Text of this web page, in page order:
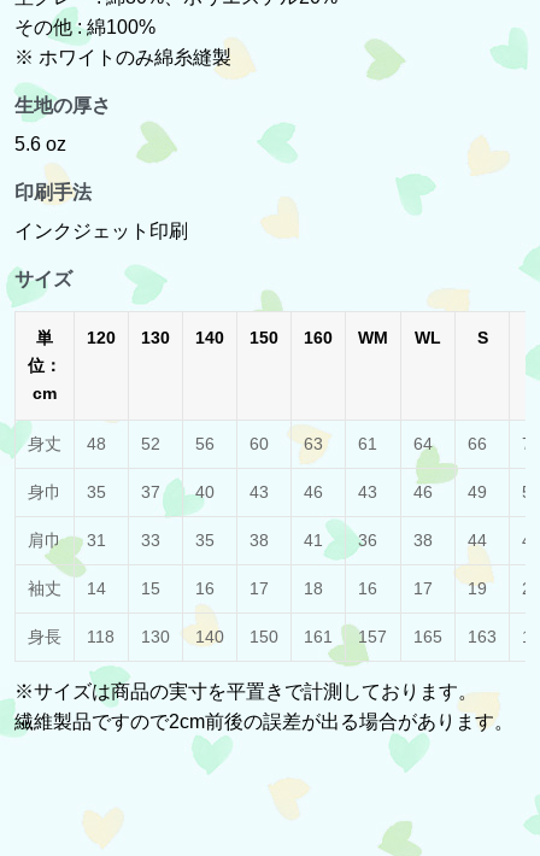
その他 : 綿100%
※ ホワイトのみ綿糸縫製
生地の厚さ
5.6 oz
印刷手法
インクジェット印刷
サイズ
単
位：
cm
120 130 140 150 160 WM WL S
身丈 48 52 56 60 63 61 64 66 70
身巾 35 37 40 43 46 43 46 49 52
肩巾 31 33 35 38 41 36 38 44 47
袖丈 14 15 16 17 18 16 17 19 20
身長 118 130 140 150 161 157 165 163
※サイズは商品の実寸を平置きで計測しております。
繊維製品ですので2cm前後の誤差が出る場合があります。